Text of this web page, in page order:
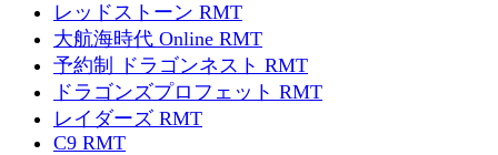
レッドストーン RMT
大航海時代 Online RMT
予約制 ドラゴンネスト RMT
ドラゴンズプロフェット RMT
レイダーズ RMT
C9 RMT